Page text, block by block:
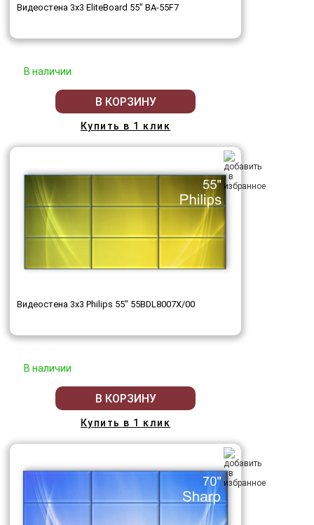
Видеостена 3x3 EliteBoard 55" BA-55F7
В наличии
В КОРЗИНУ
Купить в 1 клик
Видеостена 3x3 Philips 55" 55BDL8007X/00
В наличии
В КОРЗИНУ
Купить в 1 клик